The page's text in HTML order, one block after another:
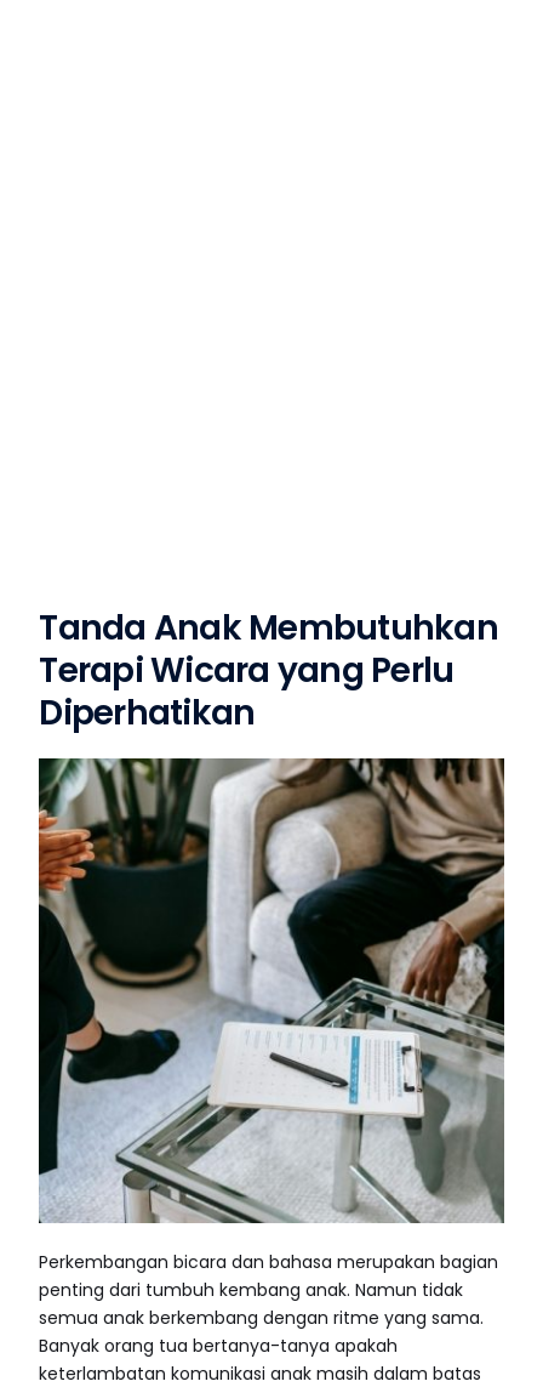
Tanda Anak Membutuhkan
Terapi Wicara yang Perlu
Diperhatikan
Perkembangan bicara dan bahasa merupakan bagian
penting dari tumbuh kembang anak. Namun tidak
semua anak berkembang dengan ritme yang sama.
Banyak orang tua bertanya-tanya apakah
keterlambatan komunikasi anak masih dalam batas